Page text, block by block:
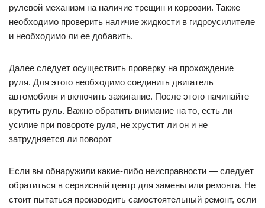
рулевой механизм на наличие трещин и коррозии. Также
необходимо проверить наличие жидкости в гидроусилителе
и необходимо ли ее добавить.
Далее следует осуществить проверку на прохождение
руля. Для этого необходимо соединить двигатель
автомобиля и включить зажигание. После этого начинайте
крутить руль. Важно обратить внимание на то, есть ли
усилие при повороте руля, не хрустит ли он и не
затрудняется ли поворот
Если вы обнаружили какие-либо неисправности — следует
обратиться в сервисный центр для замены или ремонта. Не
стоит пытаться производить самостоятельный ремонт, если